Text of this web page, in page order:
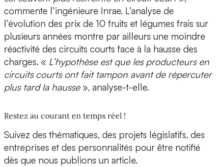
commente l’ingénieure Inrae. L’analyse de
l’évolution des prix de 10 fruits et légumes frais sur
plusieurs années montre par ailleurs une moindre
réactivité des circuits courts face à la hausse des
charges. « L’hypothèse est que les producteurs en
circuits courts ont fait tampon avant de répercuter
plus tard la hausse», analyse-t-elle.
Restez au courant en temps réel !
Suivez des thématiques, des projets législatifs, des
entreprises et des personnalités pour être notifié
dès que nous publions un article.